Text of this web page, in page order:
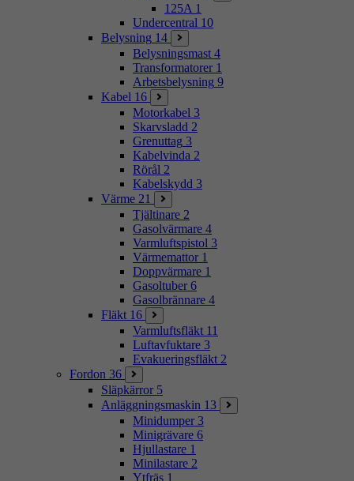
125A 1
Undercentral 10
Belysning 14
Belysningsmast 4
Transformatorer 1
Arbetsbelysning 9
Kabel 16
Motorkabel 3
Skarvsladd 2
Grenuttag 3
Kabelvinda 2
Rörål 2
Kabelskydd 3
Värme 21
Tjältinare 2
Gasolvärmare 4
Varmluftspistol 3
Värmemattor 1
Doppvärmare 1
Gasoltuber 6
Gasolbrännare 4
Fläkt 16
Varmluftsfläkt 11
Luftavfuktare 3
Evakueringsfläkt 2
Fordon 36
Släpkärror 5
Anläggningsmaskin 13
Minidumper 3
Minigrävare 6
Hjullastare 1
Minilastare 2
Ytfräs 1